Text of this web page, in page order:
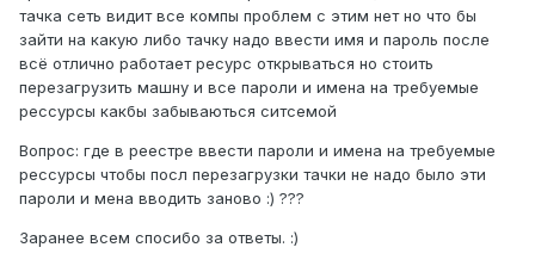
тачка сеть видит все компы проблем с этим нет но что бы
зайти на какую либо тачку надо ввести имя и пароль после
всё отлично работает ресурс открываться но стоить
перезагрузить машну и все пароли и имена на требуемые
рессурсы какбы забываються ситсемой
Вопрос: где в реестре ввести пароли и имена на требуемые
рессурсы чтобы посл перезагрузки тачки не надо было эти
пароли и мена вводить заново :) ???
Заранее всем спосибо за ответы. :)